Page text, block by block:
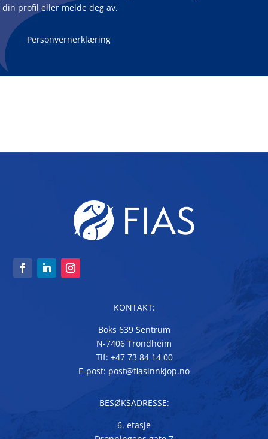
profil eller melde deg av.
Personvernerklæring
KONTAKT:
Boks 639 Sentrum
N-7406 Trondheim
Tlf: +47 73 84 14 00
E-post: post@fiasinnkjop.no
BESØKSADRESSE:
6. etasje